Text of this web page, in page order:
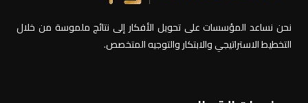
نحن نساعد المؤسسات على تحويل الأفكار إلى نتائج ملموسة من خلال
التخطيط الاستراتيجي والابتكار والتوجيه المتخصص.